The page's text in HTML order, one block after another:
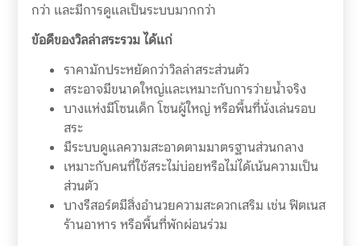
กว่า และมีการดูแลเป็นระบบมากกว่า
ข้อดีของวิลล่าสระรวม ได้แก่
ราคามักประหยัดกว่าวิลล่าสระส่วนตัว
สระอาจมีขนาดใหญ่และเหมาะกับการว่ายน้ำจริง
บางแห่งมีโซนเด็ก โซนผู้ใหญ่ หรือพื้นที่นั่งเล่นรอบ
สระ
มีระบบดูแลความสะอาดตามมาตรฐานส่วนกลาง
เหมาะกับคนที่ใช้สระไม่บ่อยหรือไม่ได้เน้นความเป็น
ส่วนตัว
บางรีสอร์ตมีสิ่งอำนวยความสะดวกเสริม เช่น ฟิตเนส
ร้านอาหาร หรือพื้นที่พักผ่อนร่วม